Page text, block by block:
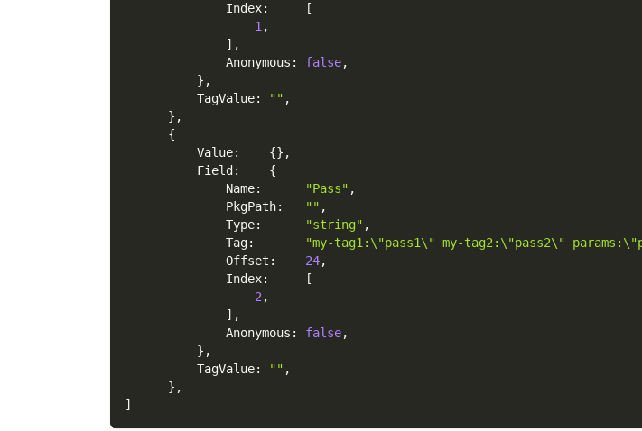
              Index
:
[
1 ,
] ,
              Anonymous
: false,
} ,
          TagValue
: "" ,
} ,
{
          Value
: {} ,
          Field
:
{
              Name
: "Pass" ,
              PkgPath
: "" ,
              Type
: "string" ,
              Tag
: "my-tag1:\"pass1\" my-tag2:\"pass2\"
              Offset
: 24,
              Index
:
[
2 ,
] ,
              Anonymous
: false,
} ,
          TagValue
: "" ,
} ,
]